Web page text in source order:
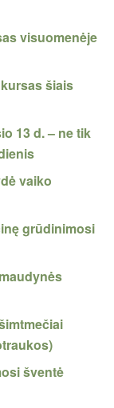
visuomenėje
šiais
13 d. – ne tik
vaiko
grūdinimosi
šventė